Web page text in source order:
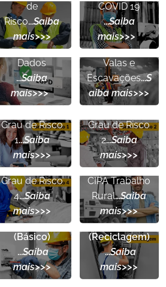
de
Risco...Saiba
mais>>>
COVID 19
...Saiba
mais>>>
LGPD- Lei
Geral de
Proteção de
Dados
...Saiba
mais>>>
Valas e
Escavações...S
aiba mais>>>
Grau de Risco
1...Saiba
mais>>>
Grau de Risco
2...Saiba
mais>>>
NR 5 CIPA-
Grau de Risco
4...Saiba
mais>>>
NR 31 CIPATR-
CIPA Trabalho
Rural...Saiba
mais>>>
NR 10 -
Segurança
Elétrica
(Básico)
...Saiba
mais>>>
NR 10-
Segurança
Elétrica
(Reciclagem)
...Saiba
mais>>>
NR 10 SEP-
Sistema
Elétrico de
NR 11
- Transp.,
Mov.,
Armazenamen
to e Manuseio
NR 12
- Segurança
NR 12
- Segurança